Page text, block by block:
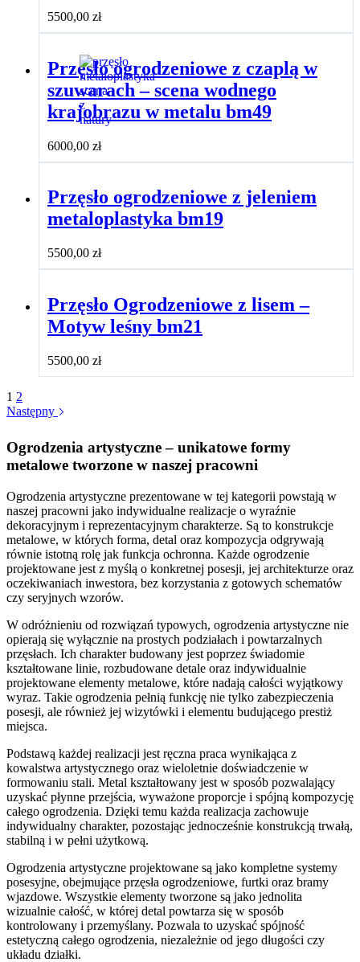
5500,00 zł
Przęsło ogrodzeniowe z czaplą w
szuwarach – scena wodnego
krajobrazu w metalu bm49
6000,00 zł
Przęsło ogrodzeniowe z jeleniem
metaloplastyka bm19
5500,00 zł
Przęsło Ogrodzeniowe z lisem –
Motyw leśny bm21
5500,00 zł
1 2
Następny
Ogrodzenia artystyczne – unikatowe formy
metalowe tworzone w naszej pracowni
Ogrodzenia artystyczne prezentowane w tej kategorii powstają w
naszej pracowni jako indywidualne realizacje o wyraźnie
dekoracyjnym i reprezentacyjnym charakterze. Są to konstrukcje
metalowe, w których forma, detal oraz kompozycja odgrywają
równie istotną rolę jak funkcja ochronna. Każde ogrodzenie
projektowane jest z myślą o konkretnej posesji, jej architekturze oraz
oczekiwaniach inwestora, bez korzystania z gotowych schematów
czy seryjnych wzorów.
W odróżnieniu od rozwiązań typowych, ogrodzenia artystyczne nie
opierają się wyłącznie na prostych podziałach i powtarzalnych
przęsłach. Ich charakter budowany jest poprzez świadomie
kształtowane linie, rozbudowane detale oraz indywidualnie
projektowane elementy metalowe, które nadają całości wyjątkowy
wyraz. Takie ogrodzenia pełnią funkcję nie tylko zabezpieczenia
posesji, ale również jej wizytówki i elementu budującego prestiż
miejsca.
Podstawą każdej realizacji jest ręczna praca wynikająca z
kowalstwa artystycznego oraz wieloletnie doświadczenie w
formowaniu stali. Metal kształtowany jest w sposób pozwalający
uzyskać płynne przejścia, wyważone proporcje i spójną kompozycję
całego ogrodzenia. Dzięki temu każda realizacja zachowuje
indywidualny charakter, pozostając jednocześnie konstrukcją trwałą,
stabilną i w pełni użytkową.
Ogrodzenia artystyczne projektowane są jako kompletne systemy
posesyjne, obejmujące przęsła ogrodzeniowe, furtki oraz bramy
wjazdowe. Wszystkie elementy tworzone są jako jednolita
wizualnie całość, w której detal powtarza się w sposób
kontrolowany i przemyślany. Pozwala to uzyskać spójność
estetyczną całego ogrodzenia, niezależnie od jego długości czy
układu działki.